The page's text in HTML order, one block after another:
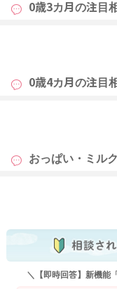
0歳3カ月の注目
0歳4カ月の注目
おっぱい・ミル
＼【即時回答】新機能